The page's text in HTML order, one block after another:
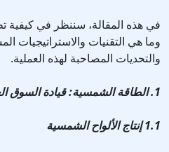
في هذه المقالة، سننظر في كيفية
وما هي التقنيات والاستراتيجيات
والتحديات المصاحبة لهذه العملية.
1. الطاقة الشمسية: قيادة السوق العالمية
1.1 إنتاج الألواح الشمسية